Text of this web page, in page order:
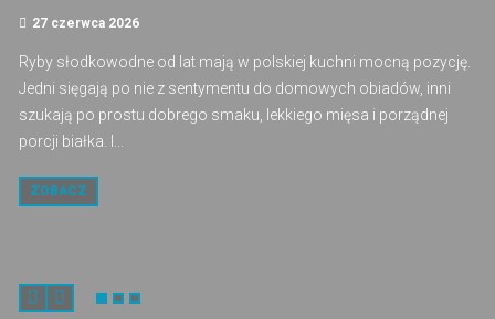
27 czerwca 2026
Ryby słodkowodne od lat mają w polskiej kuchni mocną pozycję.
Jedni sięgają po nie z sentymentu do domowych obiadów, inni
szukają po prostu dobrego smaku, lekkiego mięsa i porządnej
porcji białka. I...
ZOBACZ